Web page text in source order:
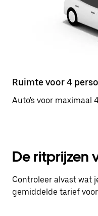
Ruimte voor 4
Auto's voor maximaal
De ritprijzen
Controleer alvast wat
gemiddelde tarief